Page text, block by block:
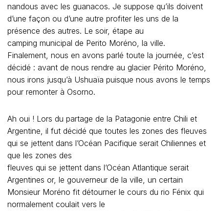
nandous avec les guanacos. Je suppose qu’ils doivent
d’une façon ou d’une autre profiter les uns de la
présence des autres. Le soir, étape au
camping municipal de Perito Moréno, la ville.
Finalement, nous en avons parlé toute la journée, c’est
décidé : avant de nous rendre au glacier Périto Moréno,
nous irons jusqu’à Ushuaïa puisque nous avons le temps
pour remonter à Osorno.
Ah oui ! Lors du partage de la Patagonie entre Chili et
Argentine, il fut décidé que toutes les zones des fleuves
qui se jettent dans l’Océan Pacifique serait Chiliennes et
que les zones des
fleuves qui se jettent dans l’Océan Atlantique serait
Argentines or, le gouverneur de la ville, un certain
Monsieur Moréno fit détourner le cours du rio Fénix qui
normalement coulait vers le